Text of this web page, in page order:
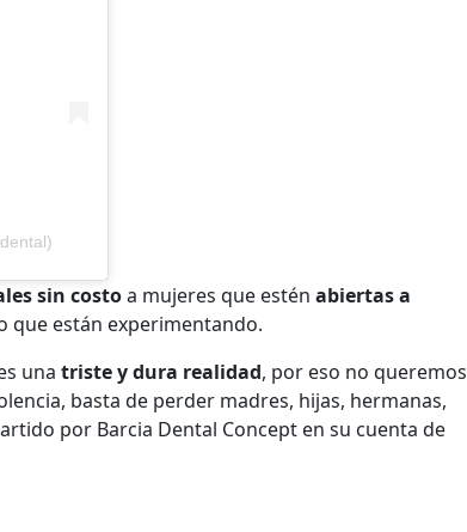
sin costoa mujeres que estén abiertas a
que están experimentando.
una triste y dura realidad, por eso no queremos
basta de perder madres, hijas, hermanas,
por Barcia Dental Concept en su cuenta de